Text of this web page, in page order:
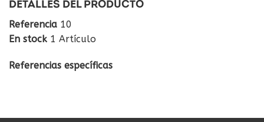
DETALLES DEL PRODUCTO
Referencia 10
En stock 1 Artículo
Referencias específicas